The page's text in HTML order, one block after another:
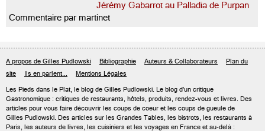
Jérémy Gabarrot au Palladia de Purpan
Commentaire par martinet
A propos de Gilles Pudlowski Bibliographie Auteurs & Collaborateurs
Plan du
site
Ils en parlent... Mentions Légales
Les Pieds dans le Plat, le blog de Gilles Pudlowski. Le blog d'un critique
Gastronomique : critiques de restaurants, hôtels, produits, rendez-vous et livres. Des
articles pour vous faire découvrir les coups de coeur et les coups de gueule de
Gilles Pudlowski. Des articles sur les Grandes Tables, les bistrots, les restaurants à
Paris, les auteurs de livres, les cuisiniers et les voyages en France et au-delà :